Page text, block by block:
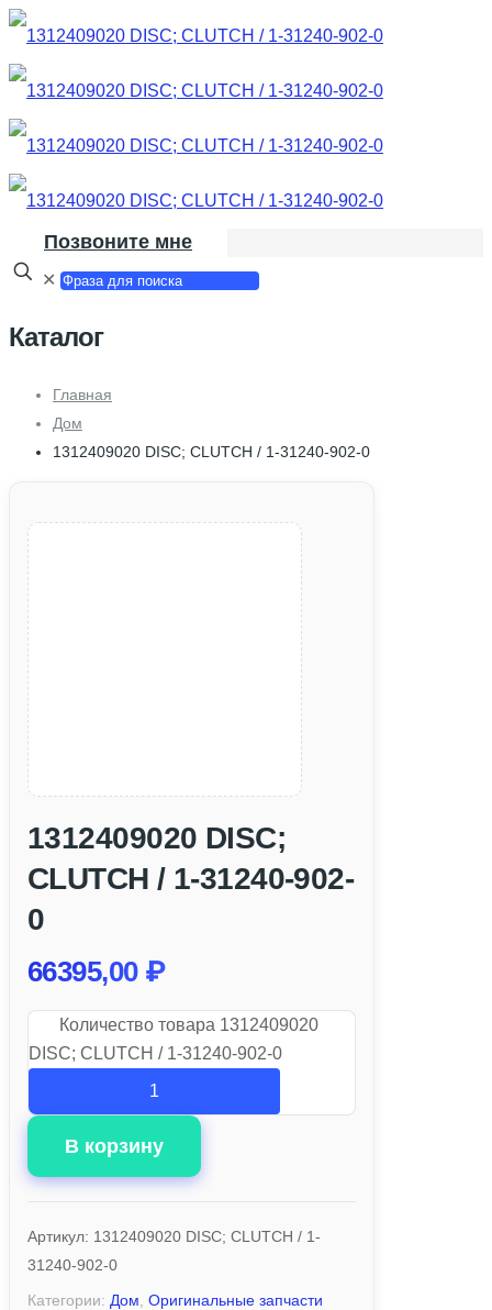
Позвоните мне
✕
Каталог
Главная
Дом
1312409020 DISC; CLUTCH / 1-31240-902-0
1312409020 DISC;
CLUTCH / 1-31240-902-
0
66395,00 ₽
Количество товара 1312409020
DISC; CLUTCH / 1-31240-902-0
В корзину
Артикул: 1312409020 DISC; CLUTCH / 1-
31240-902-0
Категории: Дом Оригинальные запчасти